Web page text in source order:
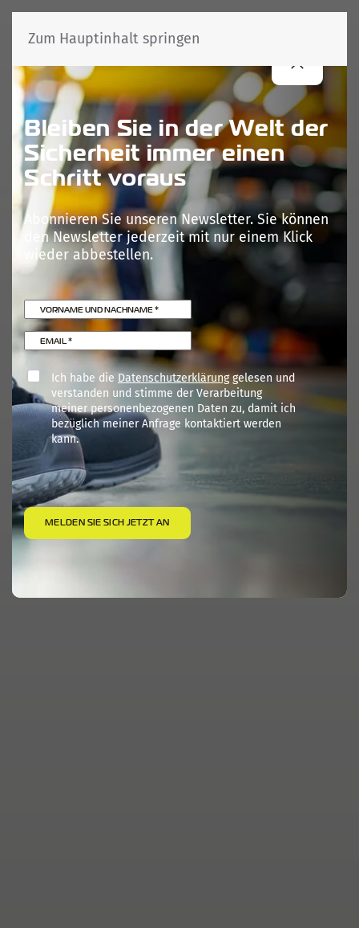
Zum Hauptinhalt springen
Bleiben Sie in der Welt der
Sicherheit immer einen
Schritt voraus
Abonnieren Sie unseren Newsletter. Sie können
den Newsletter jederzeit mit nur einem Klick
wieder abbestellen.
VORNAME UND NACHNAME*
EMAIL *
Ich habe die Datenschutzerklärunggelesen und
verstanden und stimme der Verarbeitung
meiner personenbezogenen Daten zu, damit ich
bezüglich meiner Anfrage kontaktiert werden
kann.
MELDEN SIE SICH JETZT AN